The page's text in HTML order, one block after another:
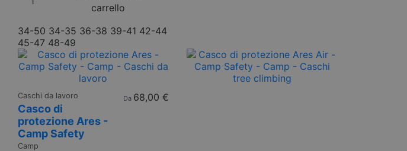
carrello
34-50 34-35 36-38 39-41 42-44
45-47 48-49
Caschi da lavoro
Casco di
protezione Ares -
Camp Safety
Camp
Da 68,00 €